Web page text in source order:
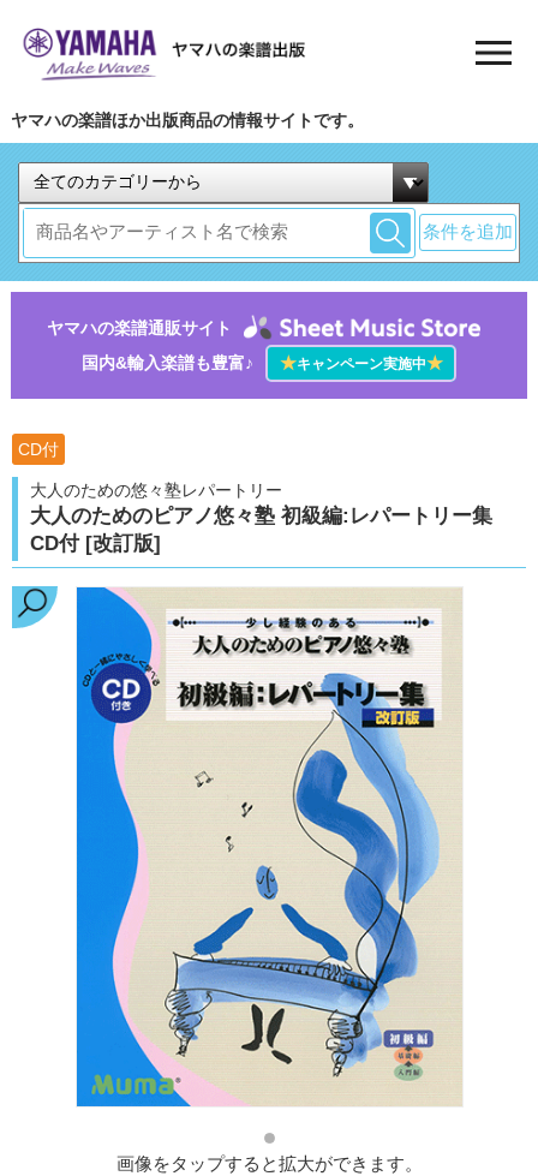
ヤマハの楽譜ほか出版商品の情報サイトです。
条件を追加
ヤマハの楽譜通販サイト
国内&輸入楽譜も豊富♪
★キャンペーン実施中★
CD付
大人のための悠々塾レパートリー
大人のためのピアノ悠々塾 初級編:レパートリー集
CD付 [改訂版]
画像をタップすると拡大ができます。